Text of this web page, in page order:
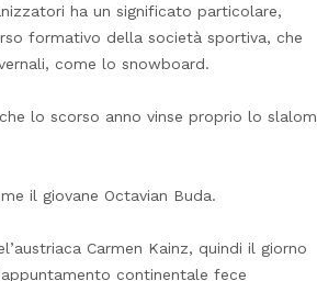
ha un significato particolare,
formativo della società sportiva, che
come lo snowboard.
lo scorso anno vinse proprio lo slalom
il giovane Octavian Buda.
Carmen Kainz, quindi il giorno
continentale fece